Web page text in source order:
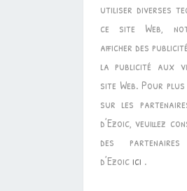
utiliser diverses
ce site Web,
afficher des
la publicité aux
site Web. Pour
sur les
d’Ezoic, veuillez
des
d’Ezoic ici .